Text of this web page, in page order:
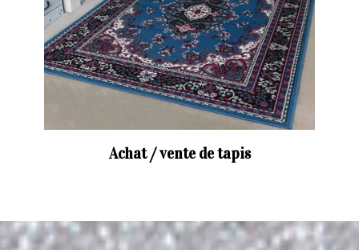
Achat / vente de tapis